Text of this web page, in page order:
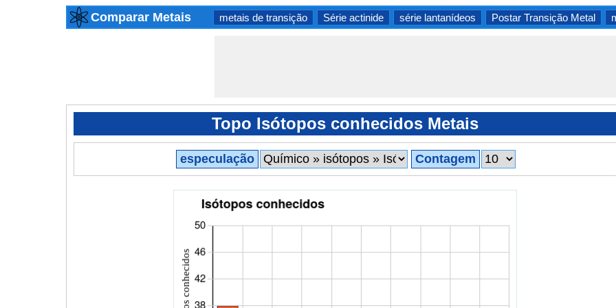
Comparar Metais metais de transição Série actinide série lantanídeos Postar Transição Metal
Topo Isótopos conhecidos Metais
especulação Contagem